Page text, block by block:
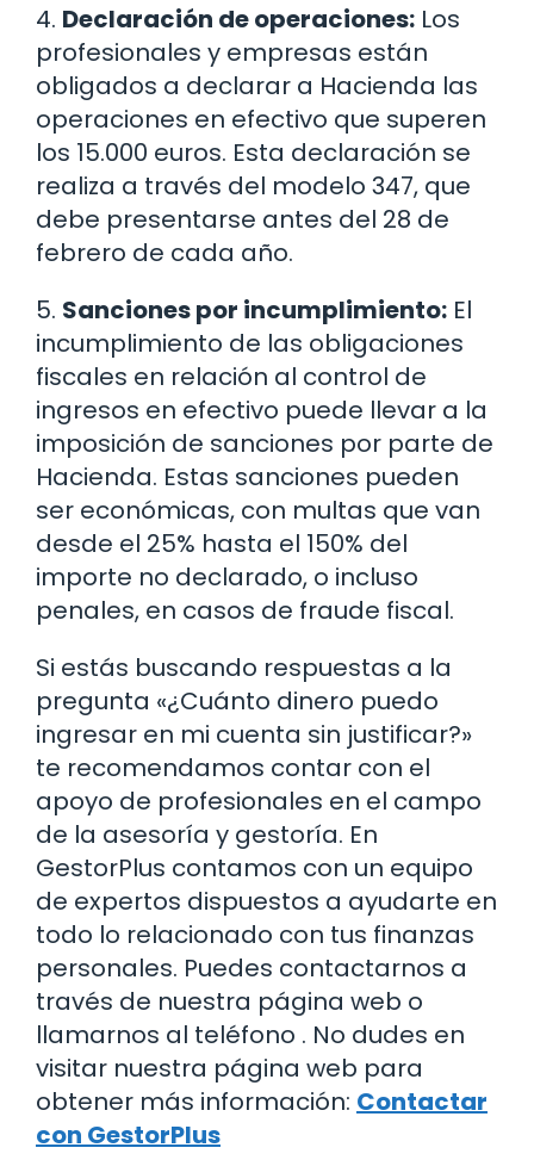
4. Declaración de operaciones: Los
profesionales y empresas están
obligados a declarar a Hacienda las
operaciones en efectivo que superen
los 15.000 euros. Esta declaración se
realiza a través del modelo 347, que
debe presentarse antes del 28 de
febrero de cada año.
5. Sanciones por incumplimiento: El
incumplimiento de las obligaciones
fiscales en relación al control de
ingresos en efectivo puede llevar a la
imposición de sanciones por parte de
Hacienda. Estas sanciones pueden
ser económicas, con multas que van
desde el 25% hasta el 150% del
importe no declarado, o incluso
penales, en casos de fraude fiscal.
Si estás buscando respuestas a la
pregunta «¿Cuánto dinero puedo
ingresar en mi cuenta sin justificar?»
te recomendamos contar con el
apoyo de profesionales en el campo
de la asesoría y gestoría. En
GestorPlus contamos con un equipo
de expertos dispuestos a ayudarte en
todo lo relacionado con tus finanzas
personales. Puedes contactarnos a
través de nuestra página web o
llamarnos al teléfono . No dudes en
visitar nuestra página web para
obtener más información: Contactar
con GestorPlus